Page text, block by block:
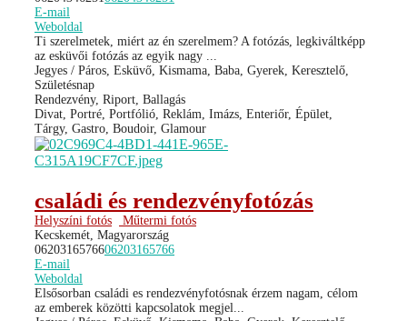
E-mail
Weboldal
Ti szerelmetek, miért az én szerelmem? A fotózás, legkiváltképp
az esküvői fotózás az egyik nagy ...
Jegyes / Páros, Esküvő, Kismama, Baba, Gyerek, Keresztelő,
Születésnap
Rendezvény, Riport, Ballagás
Divat, Portré, Portfólió, Reklám, Imázs, Enteriőr, Épület,
Tárgy, Gastro, Boudoir, Glamour
családi és rendezvényfotózás
Helyszíni fotós
Műtermi fotós
Kecskemét, Magyarország
0620316576606203165766
E-mail
Weboldal
Elsősorban családi es rendezvényfotósnak érzem nagam, célom
az emberek közötti kapcsolatok megjel...